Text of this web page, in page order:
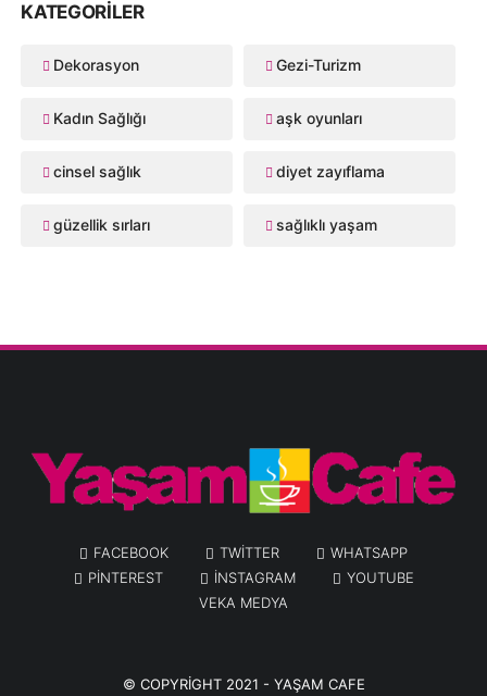
KATEGORILER
Dekorasyon Gezi-Turizm
Kadın Sağlığı aşk oyunları
cinsel sağlık diyet zayıflama
güzellik sırları sağlıklı yaşam
FACEBOOK TWITTER
WHATSAPP
PINTEREST
INSTAGRAM
YOUTUBE
VEKA MEDYA
© COPYRIGHT 2021 - YAŞAM CAFE